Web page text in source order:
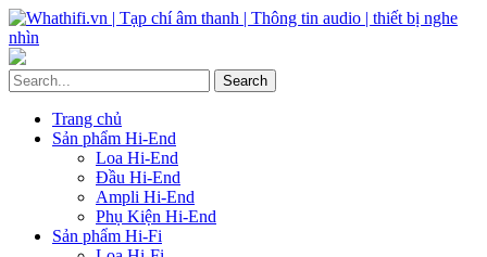
Trang chủ
Sản phẩm Hi-End
Loa Hi-End
Đầu Hi-End
Ampli Hi-End
Phụ Kiện Hi-End
Sản phẩm Hi-Fi